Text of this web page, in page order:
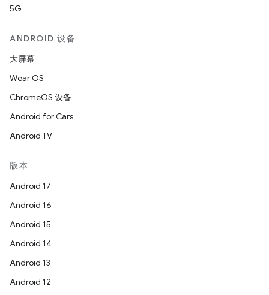
5G
ANDROID 设备
大屏幕
Wear OS
ChromeOS 设备
Android for Cars
Android TV
版本
Android 17
Android 16
Android 15
Android 14
Android 13
Android 12